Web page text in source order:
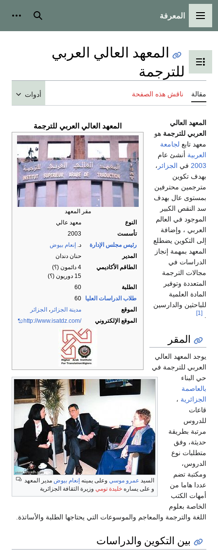
أدوات شخصية
المحتويات
العالي العربي
المعهد العالي العربي للترجمة
النوع
معهد عالي
تأسست
2003
رئيس مجلس الإدارة
إنعام بيوض
المدير
حنان دندان
الطاقم الأكاديمي
الطلبة
طلاب الدراسات العليا
الموقع
مدينة الجزائر
http://www.isatdz.com/
عمرو موسي وعلى يمينهإنعام بيوضمدير المعهد
على يسارهخليدة تومي وزيرة الثقافة الجزائرية
والموسوعات التي يحتاجها الطلبة والأساتذة.
والدراسات